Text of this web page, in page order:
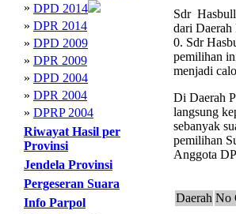
» DPD 2014
» DPR 2014
» DPD 2009
» DPR 2009
» DPD 2004
» DPR 2004
» DPRP 2004
Riwayat Hasil per
Provinsi
Jendela Provinsi
Pergeseran Suara
Info Parpol
Sdr
dari Daerah
0. Sdr
pemilihan
menjadi
Di Daerah
langsung
sebanyak
pemilihan
Anggota
Daerah No